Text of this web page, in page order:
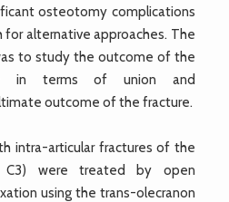
osteotomy complications
for alternative approaches. The
to study the outcome of the
in terms of union and
outcome of the fracture.
intra-articular fractures of the
C3) were treated by open
using the trans-olecranon